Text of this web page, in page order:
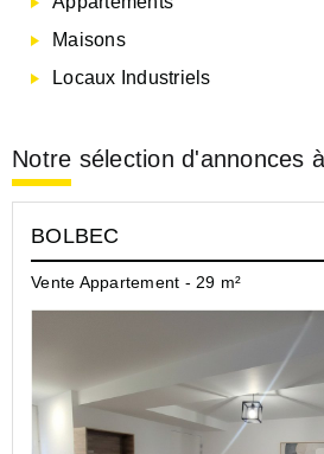
Maisons
Locaux Industriels
Notre sélection d'annonces
BOLBEC
Vente Appartement - 29 m²